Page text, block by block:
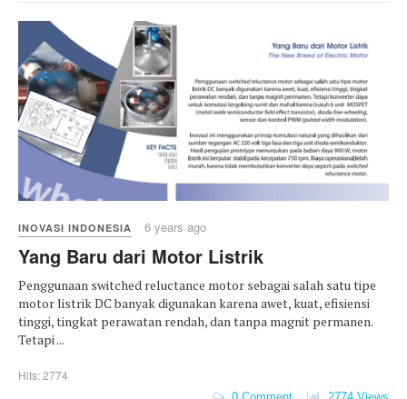
INOVASI INDONESIA 6 years ago
Yang Baru dari Motor Listrik
Penggunaan switched reluctance motor sebagai salah satu tipe
motor listrik DC banyak digunakan karena awet, kuat, efisiensi
tinggi, tingkat perawatan rendah, dan tanpa magnit permanen.
Tetapi ...
Hits: 2774